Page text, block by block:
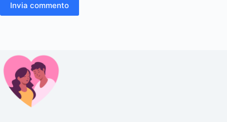
Invia commento